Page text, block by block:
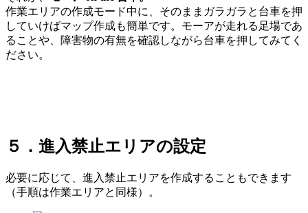
作業エリアの作成モード中に、そのままガラガラと台車を押
していけばマップ作成も簡単です。モーアが走れる足場であ
ることや、障害物の有無を確認しながら台車を押してみてく
ださい。
５．進入禁止エリアの設定
必要に応じて、進入禁止エリアを作成することもできます
（手順は作業エリアと同様）。